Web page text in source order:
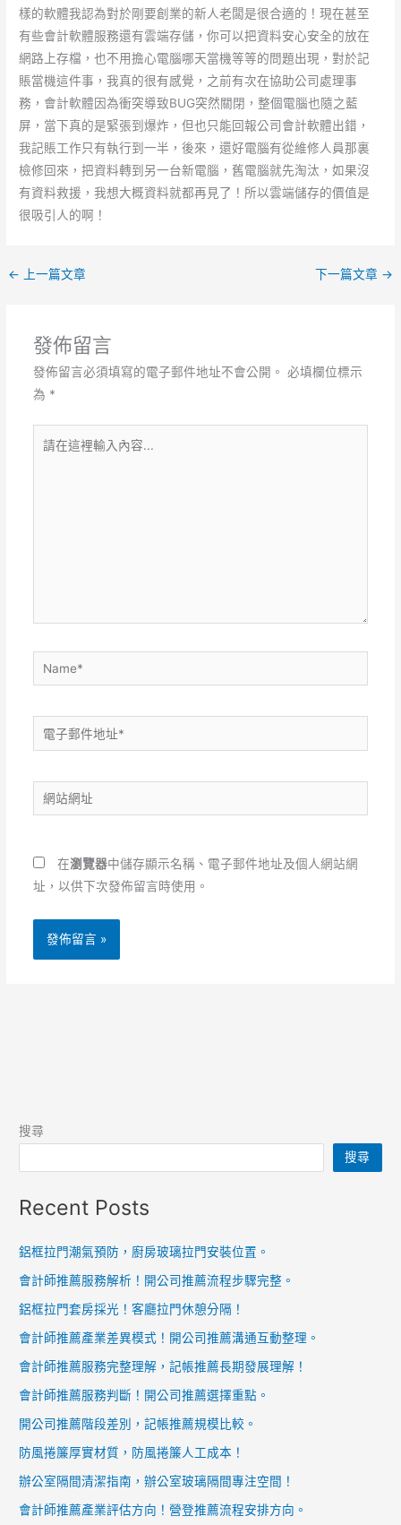
樣的軟體我認為對於剛要創業的新人老闆是很合適的！現在甚至
有些會計軟體服務還有雲端存儲，你可以把資料安心安全的放在
網路上存檔，也不用擔心電腦哪天當機等等的問題出現，對於記
賬當機這件事，我真的很有感覺，之前有次在協助公司處理事
務，會計軟體因為衝突導致BUG突然關閉，整個電腦也隨之藍
屏，當下真的是緊張到爆炸，但也只能回報公司會計軟體出錯，
我記賬工作只有執行到一半，後來，還好電腦有從維修人員那裏
檢修回來，把資料轉到另一台新電腦，舊電腦就先淘汰，如果沒
有資料救援，我想大概資料就都再見了！所以雲端儲存的價值是
很吸引人的啊！
← 上一篇文章 下一篇文章 →
發佈留言
發佈留言必須填寫的電子郵件地址不會公開。 必填欄位標示
為 *
Name*
電
子
件
地
*
站
址
在瀏覽器中儲存顯示名稱、電子郵件地址及個人網站網
址，以供下次發佈留言時使用。
搜尋
搜尋
Recent Posts
鋁框拉門潮氣預防，廚房玻璃拉門安裝位置。
會計師推薦服務解析！開公司推薦流程步驟完整。
鋁框拉門套房採光！客廳拉門休憩分隔！
會計師推薦產業差異模式！開公司推薦溝通互動整理。
會計師推薦服務完整理解，記帳推薦長期發展理解！
會計師推薦服務判斷！開公司推薦選擇重點。
開公司推薦階段差別，記帳推薦規模比較。
防風捲簾厚實材質，防風捲簾人工成本！
辦公室隔間清潔指南，辦公室玻璃隔間專注空間！
會計師推薦產業評估方向！營登推薦流程安排方向。